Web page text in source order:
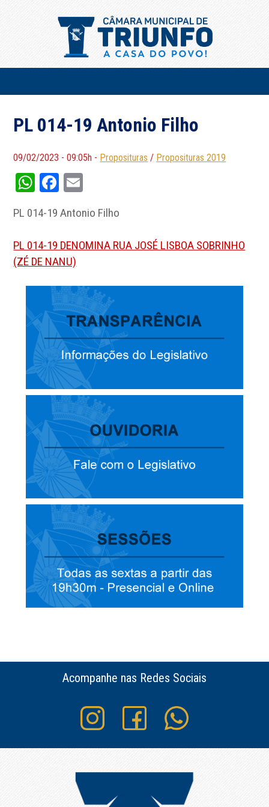
PL 014-19 Antonio Filho
09/02/2023 - 09:05h - Proposituras / Proposituras 2019
WhatsApp
Facebook
PL 014-19 Antonio Filho
PL 014-19 DENOMINA RUA JOSÉ LISBOA SOBRINHO
(ZÉ DE NANU)
Acompanhe nas Redes Sociais